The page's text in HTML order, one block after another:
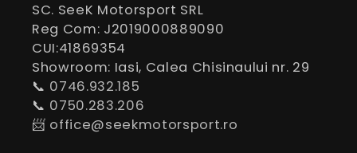
SC. SeeK Motorsport SRL
Reg Com: J2019000889090
CUI:41869354
Showroom: Iasi, Calea Chisinaului nr. 29
📞 0746.932.185
📞 0750.283.206
📨 office@seekmotorsport.ro